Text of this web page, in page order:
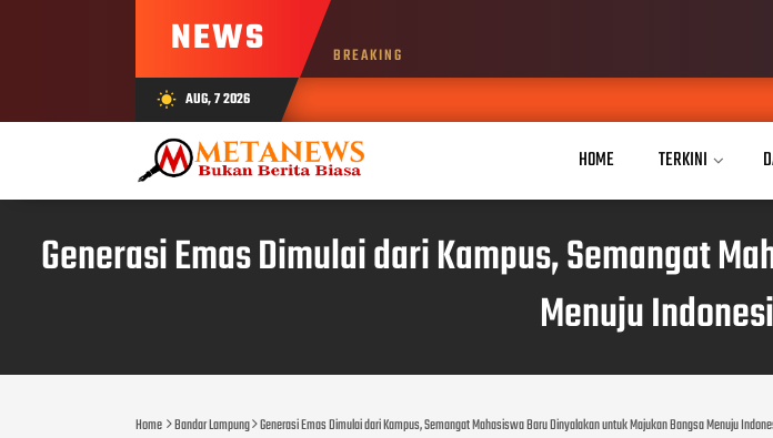
NEWS BREAKING
wb_sunny AUG, 7 2026
HOME TERKINI
Generasi Emas Dimulai dari Kampus, Semangat
Menuju
Home Bandar Lampung Generasi Emas Dimulai dari Kampus, Semangat Mahasiswa Baru Dinyalakan untuk Majukan Bangsa Menuju